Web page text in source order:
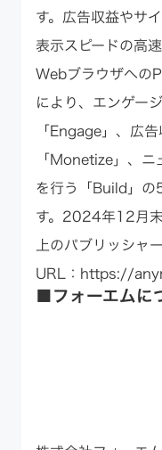
す。広告収益やサ
表示スピードの高
Webブラウザへの
により、エンゲー
「Engage」、広
「Monetize」、
を行う「Build」の
す。2024年12月
上のパブリッシャ
URL： https://
■フォーエムに